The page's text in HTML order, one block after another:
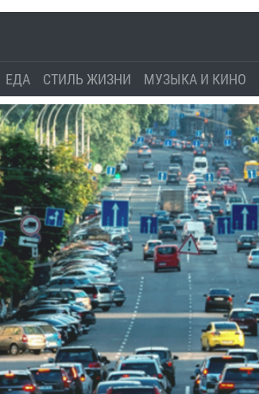
ЕДА СТИЛЬ ЖИЗНИ МУЗЫКА И КИНО